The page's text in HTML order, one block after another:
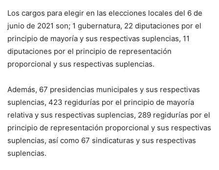
Los cargos para elegir en las elecciones locales del 6 de
junio de 2021 son; 1 gubernatura, 22 diputaciones por el
principio de mayoría y sus respectivas suplencias, 11
diputaciones por el principio de representación
proporcional y sus respectivas suplencias.
Además, 67 presidencias municipales y sus respectivas
suplencias, 423 regidurías por el principio de mayoría
relativa y sus respectivas suplencias, 289 regidurías por el
principio de representación proporcional y sus respectivas
suplencias, así como 67 sindicaturas y sus respectivas
suplencias.